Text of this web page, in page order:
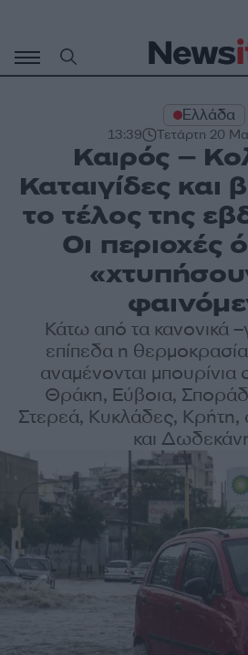
περιεχόμενο
Ελλάδα
13:39 Τετάρτη 20
Καιρός –
Καταιγίδες και
το τέλος της
Οι περιοχές
Κάτω από τα κανονικά
επίπεδα η
αναμένονται
Θράκη, Εύβοια,
Στερεά, Κυκλάδες, Κρήτη,
και